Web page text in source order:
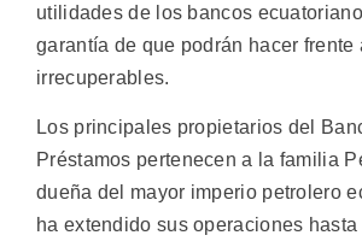
utilidades de los bancos
garantía de que podrán hacer frente
irrecuperables.
Los principales propietarios del
Préstamos pertenecen a la familia
dueña del mayor imperio petrolero
ha extendido sus operaciones hasta